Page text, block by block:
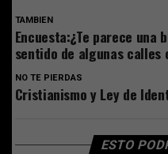
TAMBIEN
Encuesta:¿Te parece una
sentido de algunas calles
NO TE PIERDAS
Cristianismo y Ley de
ESTO